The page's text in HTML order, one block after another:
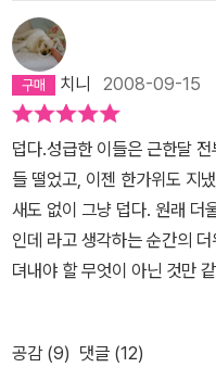
레비와 긴즈부르그의 반파시
는 이탈리아로 귀환해서는 보
사라진 옛사랑 대신 새로운
했다. 이거야말로 밥벌이의 지
정신적 트라우마에 시달리면
하지 않았다. 운명은 프리모 레비를 부나공장에서 강제 노역하던 시
절, 상사였던 로타르 뮐러 박
모든 것을 세세하게 기억하는
자신에게 유리한 기억들만
츠 생존자 전부를 대변하는
중 아주 일부를 시험 기간 앞
숫자들과 구조 등등을 달달 잠
그걸 공부할 기회가 생긴다면
명확하고 그걸 하겠다고 해야
면 모아둔 남은 레비의 책도
뭐 화학 공부 안 하게 되어도
로 모셔둔 주기율표 북램프는
면도 희끄무레하냐...거의 4-5
보호 필름을 하나도 떼지 않아
해서야... 나트륨 넣을 자리
냐…
럼 불순물이 필요하다. 사실
를 키워내려면 무언가 다른 것
성, 소금과 고춧가루가 있어
이러한 것들을 원하지 않는 것
세계에는 결코 얼룩하나 없
게 존재한다면 정말 역겹고
를 이루는 자연의 법칙은 이
를 이룬다. 프리모 레비에게는 화학, 분명하고 경계가 뚜렷하여 단계
마다 검증이 가능하고, 방송
이다. 인간의 조건, 윤리적 성
이 지금 내 시선에 들어 온 것이 우
억과 함께 주기율표 속에 인
생각이 언뜻 들었다. 이렇게
문은 '나는 한 사람의 전체를
사실 주기율표의 관계는 결합
규칙속에서 지구상의 모든 물
간들 역시 인류라는 거대한
하고 있을 뿐이다.다만 그 결
'증오'라는 단어로 교묘히 포
합보다는 밀어내기의 관계를
의 관계 속에서도 인간의 저
낸다. 하지만 첫 머리의 아르
본 적이 없는 기체에 대한 이
치니 2008-09-15
덥다.성급한 이들은 근한달
들 떨었고, 이젠 한가위도 지
새도 없이 그냥 덥다. 원래 더
인데 라고 생각하는 순간의
뎌내야 할 무엇이 아닌 것만
자연 앞에서도 억울한 심정
데, 인종 차별 때문에 겪는 모
공감 (9) 댓글 (12)